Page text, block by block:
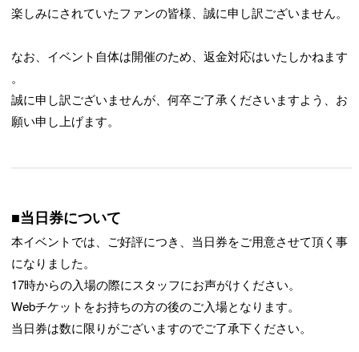
楽しみにされていたファンの皆様、誠に申し訳ございません。
なお、イベント自体は開催のため、返金対応はいたしかねます
。
誠に申し訳ございませんが、何卒ご了承くださいますよう、お
願い申し上げます。
■当日券について
本イベントでは、ご好評につき、当日券をご用意させて頂く事
になりました。
17時からの入場の際にスタッフにお声がけください。
Webチケットをお持ちの方の後のご入場となります。
当日券は数に限りがございますのでご了承下ください。